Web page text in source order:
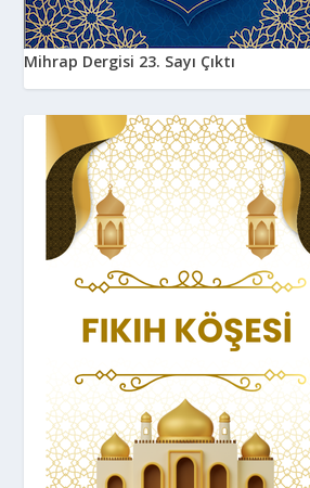
Mihrap Dergisi 23. Sayı Çıktı